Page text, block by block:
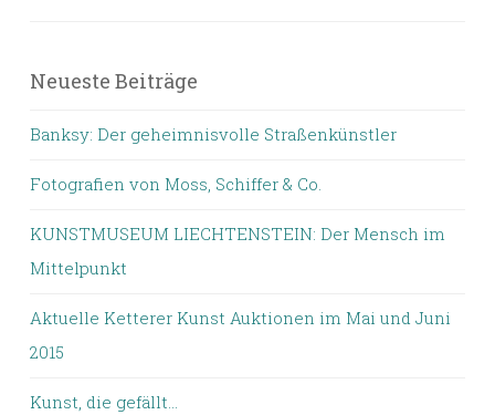
Neueste Beiträge
Banksy: Der geheimnisvolle Straßenkünstler
Fotografien von Moss, Schiffer & Co.
KUNSTMUSEUM LIECHTENSTEIN: Der Mensch im
Mittelpunkt
Aktuelle Ketterer Kunst Auktionen im Mai und Juni
2015
Kunst, die gefällt…